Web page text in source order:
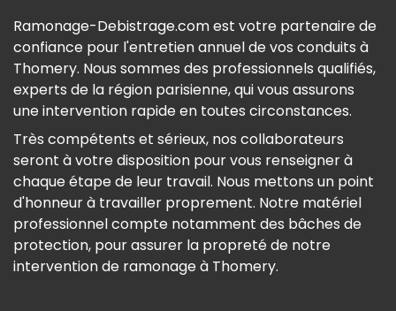
Ramonage-Debistrage.com est votre partenaire de
confiance pour l'entretien annuel de vos conduits à
Thomery. Nous sommes des professionnels qualifiés,
experts de la région parisienne, qui vous assurons
une intervention rapide en toutes circonstances.
Très compétents et sérieux, nos collaborateurs
seront à votre disposition pour vous renseigner à
chaque étape de leur travail. Nous mettons un point
d'honneur à travailler proprement. Notre matériel
professionnel compte notamment des bâches de
protection, pour assurer la propreté de notre
intervention de ramonage à Thomery.